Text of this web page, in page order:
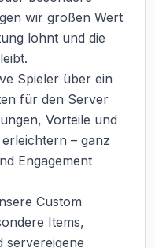
wir großen Wert
lohnt und die
Spieler über ein
für den Server
Vorteile und
– ganz
Engagement
Custom
Items,
servereigene